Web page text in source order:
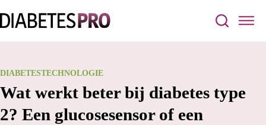
Wat werkt beter bij diabetes type
2? Een glucosesensor of een
DIABETESTECHNOLOGIE